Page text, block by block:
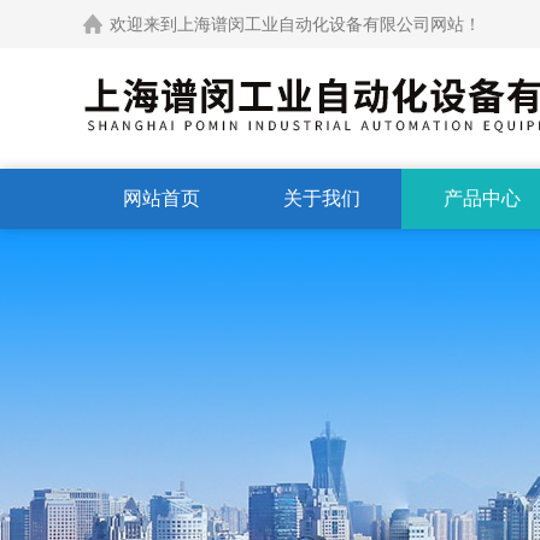
欢迎来到上海谱闵工业自动化设备有限公司网站！
网站首页 关于我们 产品中心